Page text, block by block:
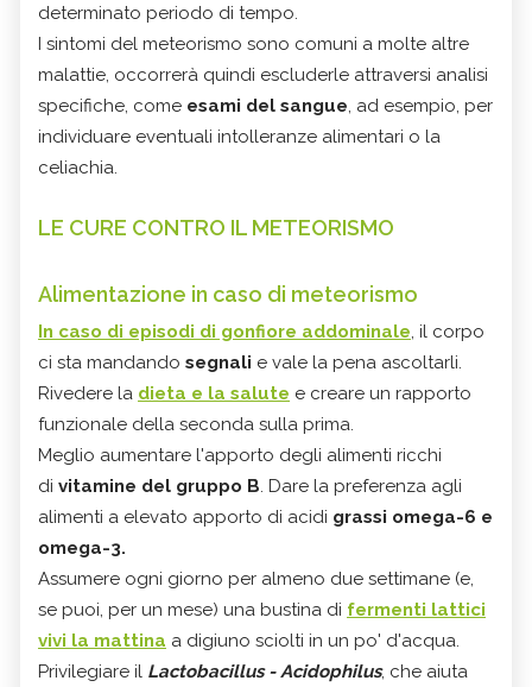
determinato periodo di tempo.
I sintomi del meteorismo sono comuni a molte altre
malattie, occorrerà quindi escluderle attraversi analisi
specifiche, come esami del sangue, ad esempio, per
individuare eventuali intolleranze alimentari o la
celiachia.
LE CURE CONTRO IL METEORISMO
Alimentazione in caso di meteorismo
In caso di episodi di gonfiore addominale, il corpo
ci sta mandando segnali e vale la pena ascoltarli.
Rivedere la dieta e la salute e creare un rapporto
funzionale della seconda sulla prima.
Meglio aumentare l'apporto degli alimenti ricchi
di vitamine del gruppo B. Dare la preferenza agli
alimenti a elevato apporto di acidi grassi omega-6 e
omega-3.
Assumere ogni giorno per almeno due settimane (e,
se puoi, per un mese) una bustina di fermenti lattici
vivi la mattina a digiuno sciolti in un po' d'acqua.
Privilegiare il Lactobacillus - Acidophilus, che aiuta